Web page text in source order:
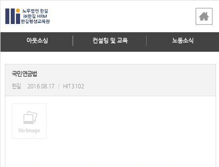
아웃소싱 컨설팅 및 교육 노동소식
국민연금법
한길 2016.08.17 HIT 3102